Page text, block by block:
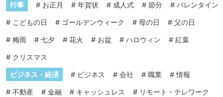
行事 # お正月 # 年賀状 # 成人式 # 節分 # バレンタイン
# こどもの日 # ゴールデンウィーク # 母の日 # 父の日
# 梅雨 # 七夕 # 花火 # お盆 # ハロウィン # 紅葉
# クリスマス
ビジネス・経済 # ビジネス # 会社 # 職業 #情報
# 不動産 # 金融 # キャッシュレス # リモート・テレワーク